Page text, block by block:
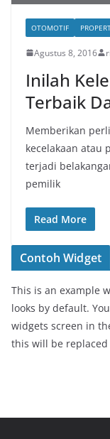
OTOMOTIF
Agustus 8, 2016
Inilah
Terbaik
Memberikan
kecelakaan atau
terjadi
pemilik
Read More
Contoh Widget
This is an example
looks by default.
widgets screen in
this will be